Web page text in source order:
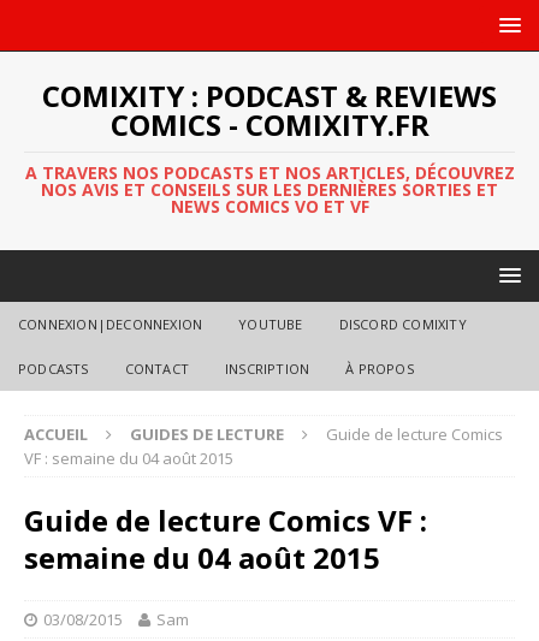
COMIXITY : PODCAST & REVIEWS
COMICS - COMIXITY.FR
A TRAVERS NOS PODCASTS ET NOS ARTICLES, DÉCOUVREZ
NOS AVIS ET CONSEILS SUR LES DERNIÈRES SORTIES ET
NEWS COMICS VO ET VF
CONNEXION|DECONNEXION YOUTUBE DISCORD COMIXITY
PODCASTS CONTACT INSCRIPTION À PROPOS
ACCUEIL GUIDES DE LECTURE
Guide de lecture Comics
VF : semaine du 04 août 2015
Guide de lecture Comics VF :
semaine du 04 août 2015
03/08/2015 Sam